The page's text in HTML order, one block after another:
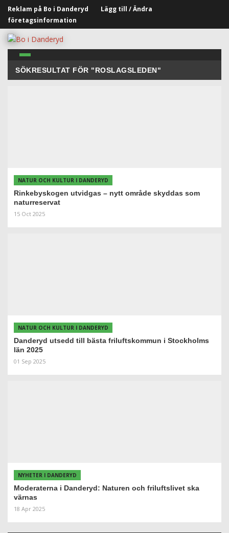
Reklam på Bo i Danderyd
Lägg till / Ändra
företagsinformation
SÖKRESULTAT FÖR "ROSLAGSLEDEN"
NATUR OCH KULTUR I DANDERYD
Rinkebyskogen utvidgas – nytt område skyddas som
naturreservat
15 Oct 2025
NATUR OCH KULTUR I DANDERYD
Danderyd utsedd till bästa friluftskommun i Stockholms
län 2025
01 Sep 2025
NYHETER I DANDERYD
Moderaterna i Danderyd: Naturen och friluftslivet ska
värnas
18 Apr 2025